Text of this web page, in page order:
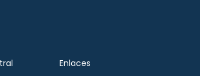
Enlaces